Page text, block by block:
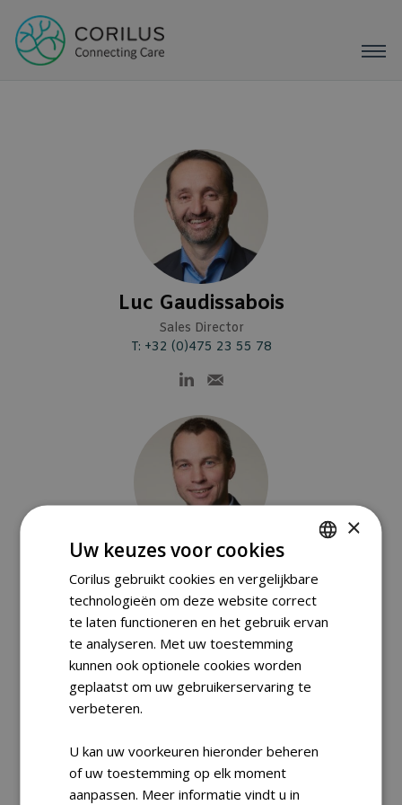
Luc Gaudissabois
Sales Director
T: +32 (0)475 23 55 78
Tom Claes
Business Development Manager
T: +32 (0)486 28 70 14
DUTCH
FRENCH
×
Uw keuzes voor cookies
Corilus gebruikt cookies en vergelijkbare
technologieën om deze website correct
te laten functioneren en het gebruik ervan
te analyseren. Met uw toestemming
kunnen ook optionele cookies worden
geplaatst om uw gebruikerservaring te
verbeteren.
U kan uw voorkeuren hieronder beheren
of uw toestemming op elk moment
aanpassen. Meer informatie vindt u in